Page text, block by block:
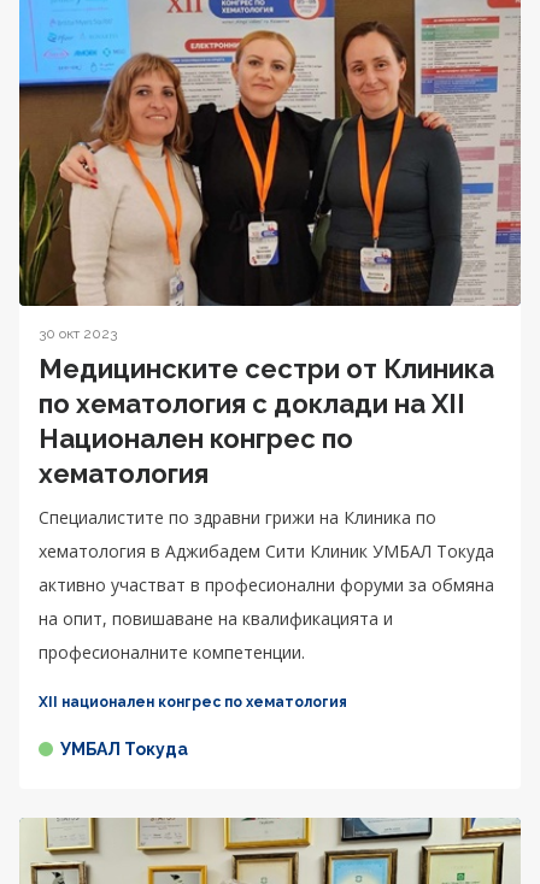
30 окт 2023
Медицинските сестри от Клиника
по хематология с доклади на XII
Национален конгрес по
хематология
Специалистите по здравни грижи на Клиника по
хематология в Аджибадем Сити Клиник УМБАЛ Токуда
активно участват в професионални форуми за обмяна
на опит, повишаване на квалификацията и
професионалните компетенции.
XII национален конгрес по хематология
УМБАЛ Токуда